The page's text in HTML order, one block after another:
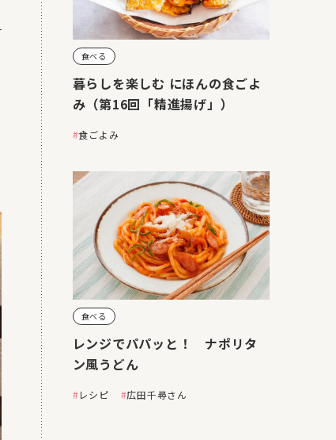
食べる
暮らしを楽しむ にほんの食ごよ
み（第16回「精進揚げ」）
食ごよみ
食べる
レンジでパパッと！ ナポリタ
ン風うどん
レシピ 広田千尋さん